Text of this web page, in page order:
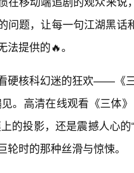
问题，让每一句江湖黑
法提供的🔥。
硬核科幻迷的狂欢——《
。高清在线观看《三体
的投影，还是震撼人心
轮时的那种丝滑与惊悚。